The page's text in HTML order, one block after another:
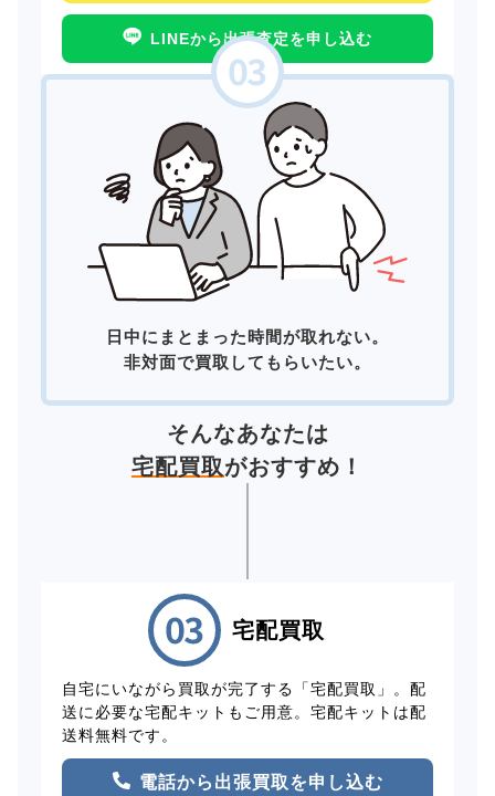
LINEから出張査定を申し込む
日中にまとまった時間が取れない。
非対面で買取してもらいたい。
そんなあなたは
宅配買取がおすすめ！
宅配買取
自宅にいながら買取が完了する「宅配買取」。配
送に必要な宅配キットもご用意。宅配キットは配
送料無料です。
電話から出張買取を申し込む